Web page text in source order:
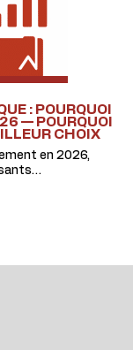
: POURQUOI
— POURQUOI
CHOIX
en 2026,